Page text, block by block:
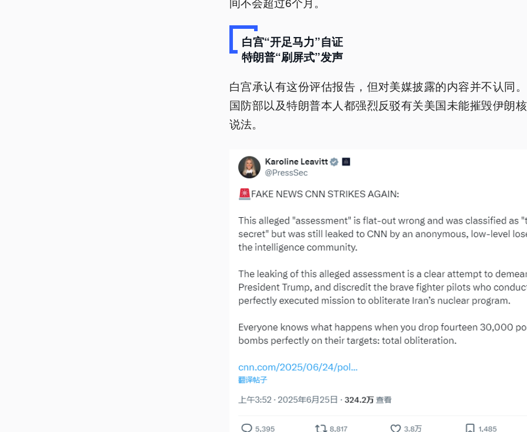
白宫“开足马力”自证
特朗普“刷屏式”发声
白宫承认有这份评估报告，但对美媒披露的内容并不认同
国防部以及特朗普本人都强烈反驳有关美国未能摧毁伊朗
说法。